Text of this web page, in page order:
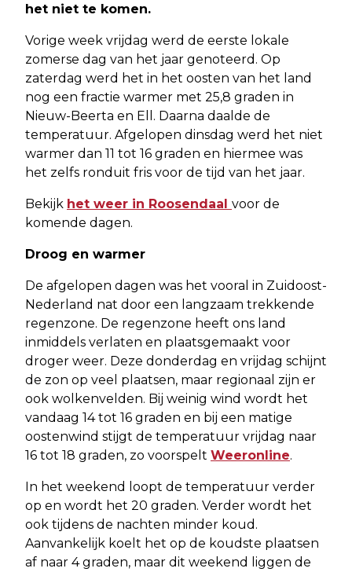
het niet te komen.
Vorige week vrijdag werd de eerste lokale
zomerse dag van het jaar genoteerd. Op
zaterdag werd het in het oosten van het land
nog een fractie warmer met 25,8 graden in
Nieuw-Beerta en Ell. Daarna daalde de
temperatuur. Afgelopen dinsdag werd het niet
warmer dan 11 tot 16 graden en hiermee was
het zelfs ronduit fris voor de tijd van het jaar.
Bekijk het weer in Roosendaal voor de
komende dagen.
Droog en warmer
De afgelopen dagen was het vooral in Zuidoost-
Nederland nat door een langzaam trekkende
regenzone. De regenzone heeft ons land
inmiddels verlaten en plaatsgemaakt voor
droger weer. Deze donderdag en vrijdag schijnt
de zon op veel plaatsen, maar regionaal zijn er
ook wolkenvelden. Bij weinig wind wordt het
vandaag 14 tot 16 graden en bij een matige
oostenwind stijgt de temperatuur vrijdag naar
16 tot 18 graden, zo voorspelt Weeronline.
In het weekend loopt de temperatuur verder
op en wordt het 20 graden. Verder wordt het
ook tijdens de nachten minder koud.
Aanvankelijk koelt het op de koudste plaatsen
af naar 4 graden, maar dit weekend liggen de